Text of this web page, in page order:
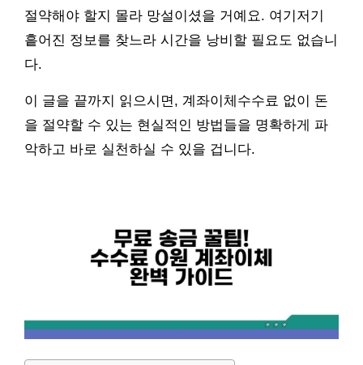
절약해야 할지 몰라 망설이셨을 거예요. 여기저기
흩어진 정보를 찾느라 시간을 낭비할 필요도 없습니
다.
이 글을 끝까지 읽으시면, 계좌이체수수료 없이 돈
을 절약할 수 있는 현실적인 방법들을 명확하게 파
악하고 바로 실천하실 수 있을 겁니다.